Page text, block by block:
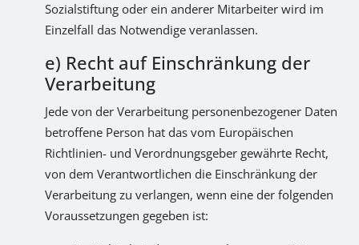
Sozialstiftung oder ein anderer Mitarbeiter wird im
Einzelfall das Notwendige veranlassen.
e) Recht auf Einschränkung der
Verarbeitung
Jede von der Verarbeitung personenbezogener Daten
betroffene Person hat das vom Europäischen
Richtlinien- und Verordnungsgeber gewährte Recht,
von dem Verantwortlichen die Einschränkung der
Verarbeitung zu verlangen, wenn eine der folgenden
Voraussetzungen gegeben ist: